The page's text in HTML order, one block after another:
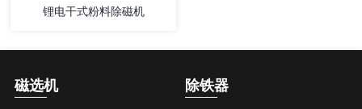
锂电干式粉料除磁机
磁选机 除铁器